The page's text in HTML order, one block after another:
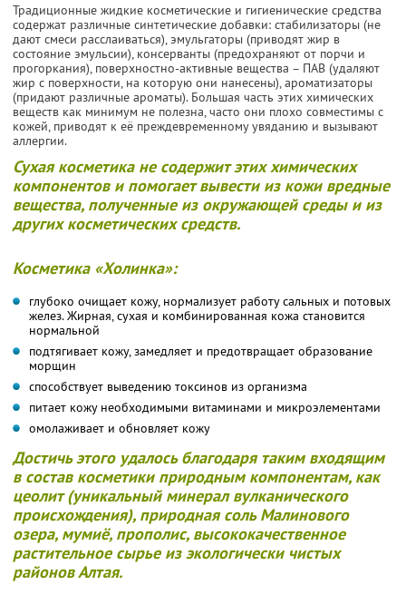
Традиционные жидкие косметические и гигиенические средства
содержат различные синтетические добавки: стабилизаторы (не
дают смеси расслаиваться), эмульгаторы (приводят жир в
состояние эмульсии), консерванты (предохраняют от порчи и
прогоркания), поверхностно-активные вещества – ПАВ (удаляют
жир с поверхности, на которую они нанесены), ароматизаторы
(придают различные ароматы). Большая часть этих химических
веществ как минимум не полезна, часто они плохо совместимы с
кожей, приводят к её преждевременному увяданию и вызывают
аллергии.
Сухая косметика не содержит этих химических
компонентов и помогает вывести из кожи вредные
вещества, полученные из окружающей среды и из
других косметических средств.
Косметика «Холинка»:
глубоко очищает кожу, нормализует работу сальных и потовых
желез. Жирная, сухая и комбинированная кожа становится
нормальной
подтягивает кожу, замедляет и предотвращает образование
морщин
способствует выведению токсинов из организма
питает кожу необходимыми витаминами и микроэлементами
омолаживает и обновляет кожу
Достичь этого удалось благодаря таким входящим
в состав косметики природным компонентам, как
цеолит (уникальный минерал вулканического
происхождения), природная соль Малинового
озера, мумиё, прополис, высококачественное
растительное сырье из экологически чистых
районов Алтая.